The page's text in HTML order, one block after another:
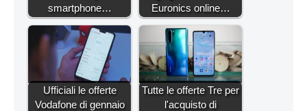
smartphone…
Euronics online…
Ufficiali le offerte
Vodafone di gennaio
Tutte le offerte Tre per
l'acquisto di